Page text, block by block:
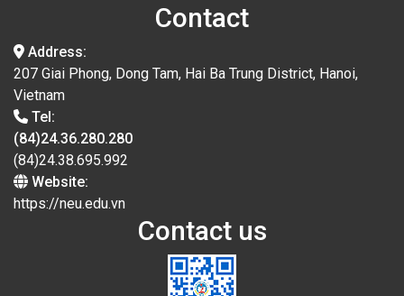
Contact
Address:
207 Giai Phong, Dong Tam, Hai Ba Trung District, Hanoi,
Vietnam
Tel:
(84)24.36.280.280
(84)24.38.695.992
Website:
https://neu.edu.vn
Contact us